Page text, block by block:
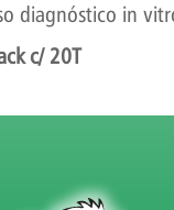
diagnóstico in
c/ 20T